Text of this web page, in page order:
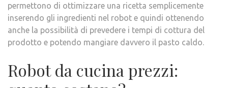
permettono di ottimizzare una ricetta semplicemente
inserendo gli ingredienti nel robot e quindi ottenendo
anche la possibilità di prevedere i tempi di cottura del
prodotto e potendo mangiare davvero il pasto caldo.
Robot da cucina prezzi: